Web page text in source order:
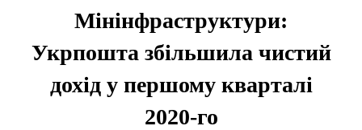
Мінінфраструктури:
Укрпошта збільшила чистий
дохід у першому кварталі
2020-го